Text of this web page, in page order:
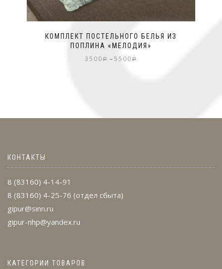
КОМПЛЕКТ ПОСТЕЛЬНОГО БЕЛЬЯ ИЗ
ПОПЛИНА «МЕЛОДИЯ»
3500 Р –5500 Р
КОНТАКТЫ
8 (83160) 4-14-91
8 (83160) 4-25-76 (отдел сбыта)
gipur@sinn.ru
gipur-nhp@yandex.ru
КАТЕГОРИИ ТОВАРОВ